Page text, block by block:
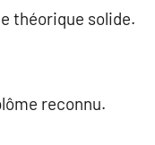
théorique solide.
reconnu.